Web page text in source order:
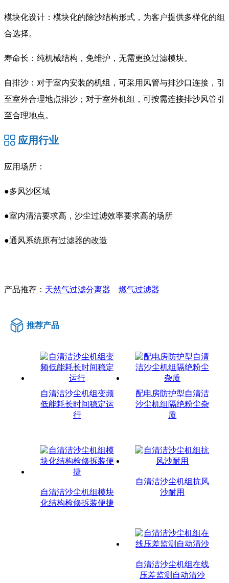
模块化设计：模块化的除沙结构形式，为客户提供多样化的组
合选择。
寿命长：纯机械结构，免维护，无需更换过滤模块。
自排沙：对于室内安装的机组，可采用风管与排沙口连接，引
至室外合理地点排沙；对于室外机组，可按需连接排沙风管引
至合理地点。
应用行业
应用场所：
●多风沙区域
●室内清洁要求高，沙尘过滤效率要求高的场所
●通风系统原有过滤器的改造
产品推荐： 天然气过滤分离器 燃气过滤器
推荐产品
自清洁沙尘机组变频
低能耗长时间稳定运
行
配电房防护型自清洁
沙尘机组隔绝粉尘杂
质
自清洁沙尘机组模块
化结构检修拆装便捷
自清洁沙尘机组抗风
沙耐用
自清洁沙尘机组在线
压差监测自动清沙